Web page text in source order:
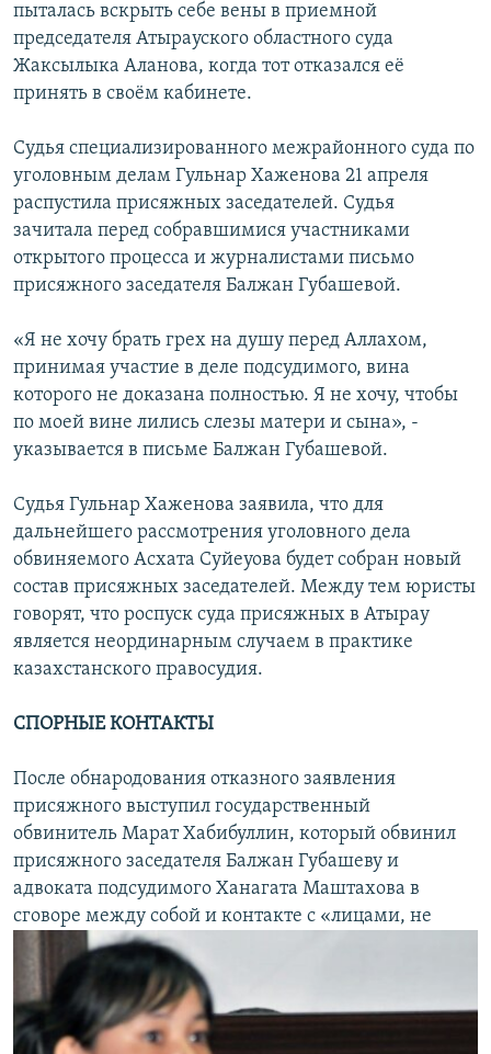
пыталась вскрыть себе вены в приемной
председателя Атырауского областного суда
Жаксылыка Аланова, когда тот отказался её
принять в своём кабинете.
Cудья специализированного межрайонного суда по
уголовным делам Гульнар Хаженова 21 апреля
распустила присяжных заседателей. Судья
зачитала перед собравшимися участниками
открытого процесса и журналистами письмо
присяжного заседателя Балжан Губашевой.
«Я не хочу брать грех на душу перед Аллахом,
принимая участие в деле подсудимого, вина
которого не доказана полностью. Я не хочу, чтобы
по моей вине лились слезы матери и сына», -
указывается в письме Балжан Губашевой.
Судья Гульнар Хаженова заявила, что для
дальнейшего рассмотрения уголовного дела
обвиняемого Асхата Суйеуова будет собран новый
состав присяжных заседателей. Между тем юристы
говорят, что роспуск суда присяжных в Атырау
является неординарным случаем в практике
казахстанского правосудия.
СПОРНЫЕ КОНТАКТЫ
После обнародования отказного заявления
присяжного выступил государственный
обвинитель Марат Хабибуллин, который обвинил
присяжного заседателя Балжан Губашеву и
адвоката подсудимого Ханагата Маштахова в
сговоре между собой и контакте с «лицами, не